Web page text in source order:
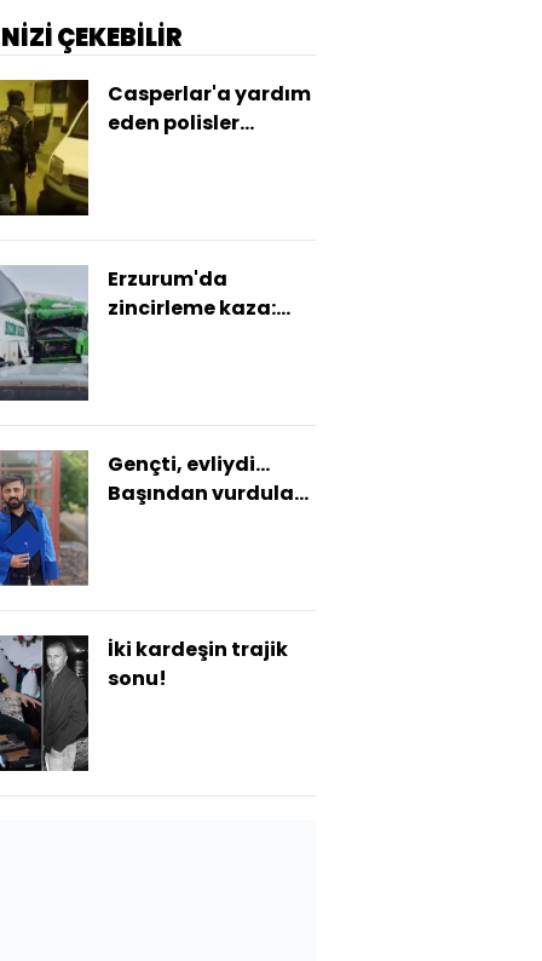
ÇEKEBİLİR
Casperlar'a yardım
eden polisler
Erzurum'da
zincirleme kaza:
Gençti, evliydi...
Başından vurdular
İki kardeşin trajik
sonu!